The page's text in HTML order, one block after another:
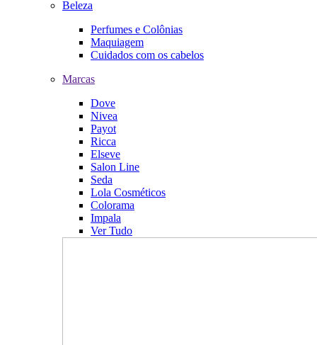
Beleza
Perfumes e Colônias
Maquiagem
Cuidados com os cabelos
Marcas
Dove
Nivea
Payot
Ricca
Elseve
Salon Line
Seda
Lola Cosméticos
Colorama
Impala
Ver Tudo